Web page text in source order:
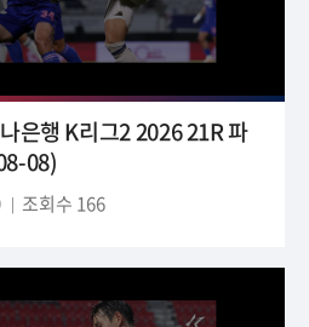
은행 K리그2 2026 21R 파
08)
조회수 166